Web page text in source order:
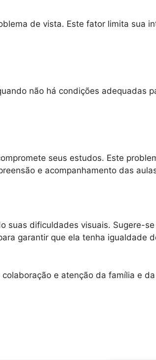
de vista. Este fator limita sua
não há condições adequadas
seus estudos. Este
e acompanhamento das
suas dificuldades visuais. Sugere-
garantir que ela tenha igualdade
e atenção da família e